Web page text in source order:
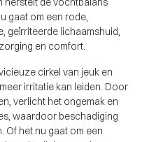
gaat om een ​​rode,
geïrriteerde lichaamshuid,
en comfort.
cirkel van jeuk en
irritatie kan leiden. Door
verlicht het ongemak en
waardoor beschadiging
het nu gaat om een